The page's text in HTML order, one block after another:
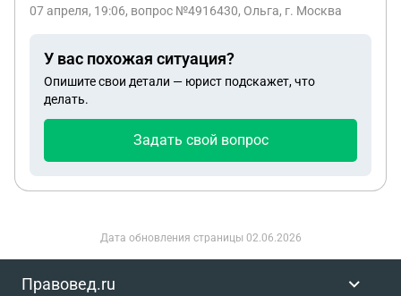
попозже. .Образовательное учреждение
закону они не имеют права так поступать.
.Посоветуйте что нам делать..
07 апреля, 19:06, вопрос №4916430, Ольга, г. Москва
У вас похожая ситуация?
Опишите свои детали — юрист подскажет, что
делать.
Задать свой вопрос
Дата обновления страницы 02.06.2026
Правовед.ru